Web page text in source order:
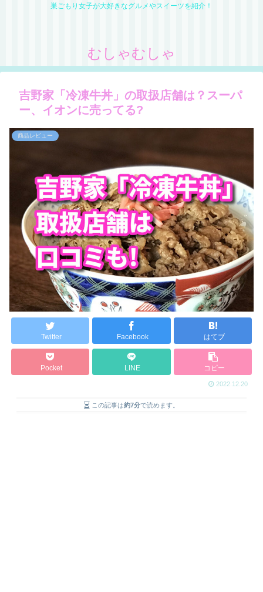
巣ごもり女子が大好きなグルメやスイーツを紹介！
むしゃむしゃ
吉野家「冷凍牛丼」の取扱店舗は？スーパ
ー、イオンに売ってる?
商品レビュー
Twitter Facebook はてブ
Pocket LINE コピー
2022.12.20
この記事は約7分で読めます。